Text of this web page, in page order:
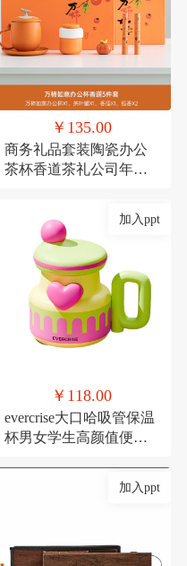
￥135.00
商务礼品套装陶瓷办公
茶杯香道茶礼公司年会
加入ppt
￥118.00
evercrise大口哈吸管保温
杯男女学生高颜值便携
加入ppt